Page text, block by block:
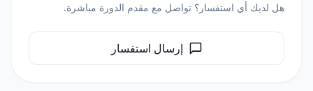
هل لديك أي استفسار؟ تواصل مع مقدم الدورة مباشرة.
إرسال استفسار